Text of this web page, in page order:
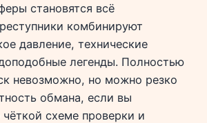
становятся всё
комбинируют
давление, технические
легенды. Полностью
невозможно, но можно резко
обмана, если вы
чёткой схеме проверки и